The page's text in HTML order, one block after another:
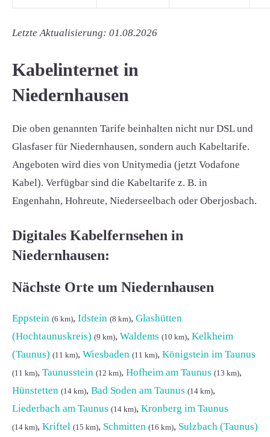
Letzte Aktualisierung: 01.08.2026
Kabelinternet in
Niedernhausen
Die oben genannten Tarife beinhalten nicht nur DSL und
Glasfaser für Niedernhausen, sondern auch Kabeltarife.
Angeboten wird dies von Unitymedia (jetzt Vodafone
Kabel). Verfügbar sind die Kabeltarife z. B. in
Engenhahn, Hohreute, Niederseelbach oder Oberjosbach.
Digitales Kabelfernsehen in
Niedernhausen:
Nächste Orte um Niedernhausen
Eppstein (6 km), Idstein (8 km), Glashütten
(Hochtaunuskreis) (9 km), Waldems (10 km), Kelkheim
(Taunus) (11 km), Wiesbaden (11 km), Königstein im Taunus
(11 km), Taunusstein (12 km), Hofheim am Taunus (13 km),
Hünstetten (14 km), Bad Soden am Taunus (14 km),
Liederbach am Taunus (14 km), Kronberg im Taunus
(14 km), Kriftel (15 km), Schmitten (16 km), Sulzbach (Taunus)